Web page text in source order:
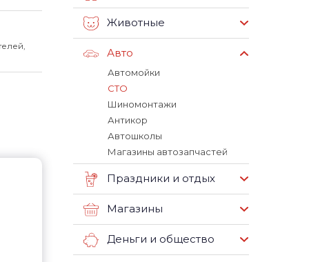
Животные
Авто
Автомойки
СТО
Шиномонтажи
Антикор
Автошколы
Магазины автозапчастей
Праздники и отдых
Магазины
Деньги и общество